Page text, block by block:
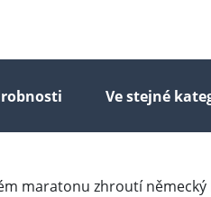
Ve stejné
maratonu zhroutí